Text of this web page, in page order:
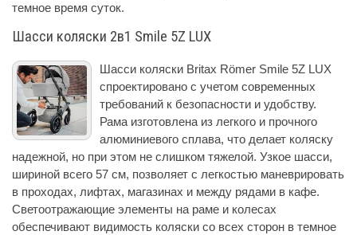
темное время суток.
Шасси коляски 2в1 Smile 5Z LUX
Шасси коляски Britax Römer Smile 5Z LUX
спроектировано с учетом современных
требований к безопасности и удобству.
Рама изготовлена из легкого и прочного
алюминиевого сплава, что делает коляску
надежной, но при этом не слишком тяжелой. Узкое шасси,
шириной всего 57 см, позволяет с легкостью маневрировать
в проходах, лифтах, магазинах и между рядами в кафе.
Светоотражающие элементы на раме и колесах
обеспечивают видимость коляски со всех сторон в темное